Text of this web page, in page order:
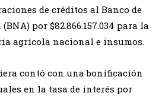
de créditos al Banco de
por $82.866.157.034 para la
agrícola nacional e insumos.
contó con una bonificación
en la tasa de interés por